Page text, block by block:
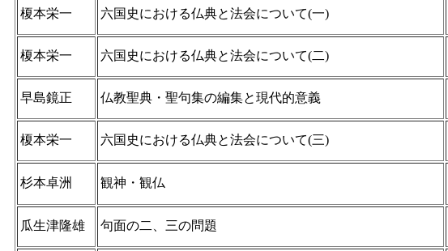
榎本栄一 六国史における仏典と法会について(一)
榎本栄一 六国史における仏典と法会について(二)
早島鏡正 仏教聖典・聖句集の編集と現代的意義
榎本栄一 六国史における仏典と法会について(三)
杉本卓洲 観神・観仏
瓜生津隆雄 句面の二、三の問題